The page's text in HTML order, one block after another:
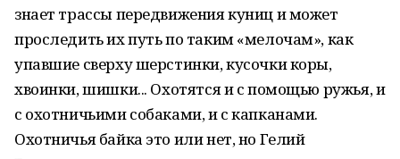
знает трассы передвижения куниц и может
проследить их путь по таким «мелочам», как
упавшие сверху шерстинки, кусочки коры,
хвоинки, шишки... Охотятся и с помощью ружья, и
с охотничьими собаками, и с капканами.
Охотничья байка это или нет, но Гелий